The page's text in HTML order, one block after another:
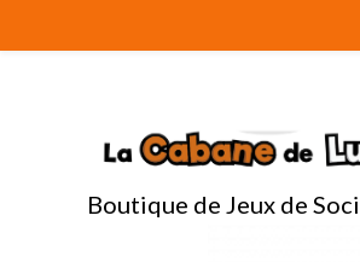
au
Boutique de Jeux de